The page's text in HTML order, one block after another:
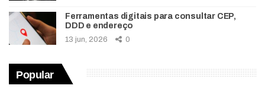
Ferramentas digitais para consultar CEP,
DDD e endereço
13 jun, 2026 0
Popular